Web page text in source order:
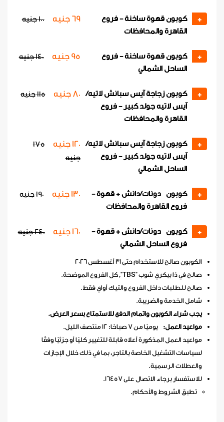
+
كوبون قهوة ساخنة - فروع
القاهرة والمحافظات
69 جنيه 100 جنيه
+
كوبون قهوة ساخنة - فروع
الساحل الشمالي
95 جنيه 140 جنيه
+
كوبون زجاجة آيس سبانش لاتيه/
آيس لاتيه جولد كبير - فروع
القاهرة والمحافظات
80 جنيه 115 جنيه
+
كوبون زجاجة آيس سبانش لاتيه/
آيس لاتيه جولد كبير - فروع
الساحل الشمالي
120 جنيه
175
جنيه
+
كوبون دونات/دانش + قهوة -
فروع القاهرة والمحافظات
130 جنيه 190 جنيه
+
كوبون دونات/دانش + قهوة -
فروع الساحل الشمالي
160 جنيه 240 جنيه
الكوبون صالح للاستخدام حتى 31 أغسطس 2026
صالح في ذا بيكري شوب "TBS", كل الفروع الموضحة.
صالح للطلبات داخل الفروع والتيك أواي فقط.
شامل الخدمة والضريبة.
يجب شراء الكوبون واتمام الدفع للاستمتاع بسعر العرض.
مواعيد العمل:
يوميًا من 7 صباحًا: 12 منتصف الليل.
مواعيد العمل المذكورة أعلاه قابلة للتغيير كليًا أو جزئيًا وفقًا
لسياسات التشغيل الخاصة بالتاجر، بما في ذلك خلال الإجازات
والعطلات الرسمية.
للاستفسار برجاء الاتصال على 16457.
تطبق الشروط والأحكام.